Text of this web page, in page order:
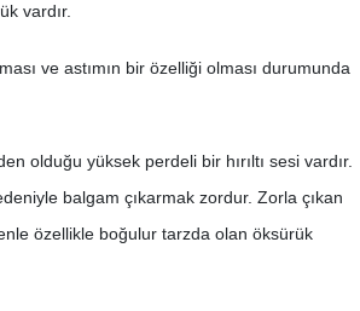
vardır.
ve astımın bir özelliği olması durumunda
olduğu yüksek perdeli bir hırıltı sesi vardır.
balgam çıkarmak zordur. Zorla çıkan
özellikle boğulur tarzda olan öksürük